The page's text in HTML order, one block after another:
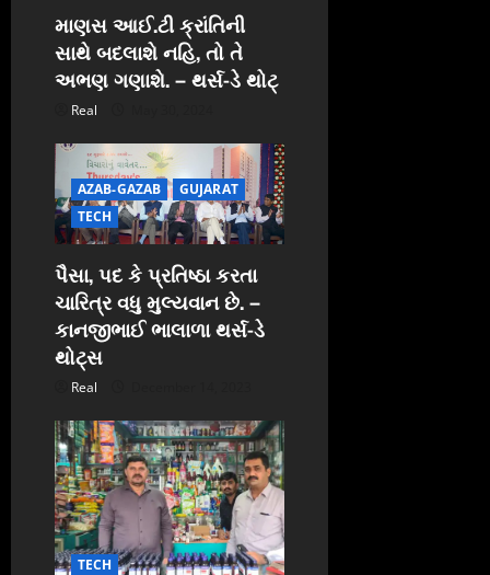
માણસ આઈ.ટી ક્રાંતિની
સાથે બદલાશે નહિ, તો તે
અભણ ગણાશે. – થર્સ-ડે થોટ્
Real
AZAB-GAZAB
GUJARAT
TECH
પૈસા, પદ કે પ્રતિષ્ઠા કરતા
ચારિત્ર વધુ મુલ્યવાન છે. –
કાનજીભાઈ ભાલાળા થર્સ-ડે
થોટ્સ
Real
TECH